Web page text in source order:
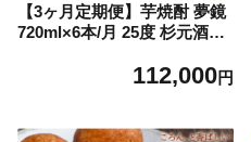
【3ヶ月定期便】芋焼酎 夢鏡
720ml×6本/月 25度 杉元酒店
児島県 さつま町 芋焼酎 お酒
112,000円